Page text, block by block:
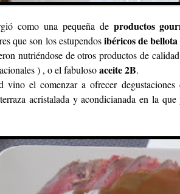
como una pequeña de productos
que son los estupendosibéricos de
nutriéndose de otros productos de
) , o el fabulosoaceite 2B.
vino el comenzar a ofrecer
acristalada y acondicianada en la